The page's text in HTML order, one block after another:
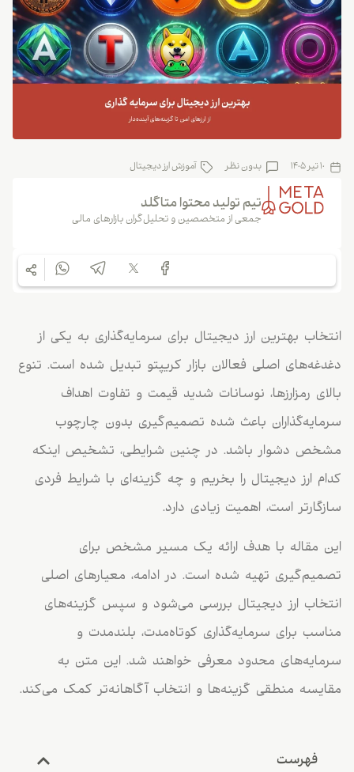
10 تیر 1405 بدون نظر آموزش ارز دیجیتال
تیم تولید محتوا متاگلد
جمعی از متخصصین و تحلیل‌گران بازارهای مالی
انتخاب بهترین ارز دیجیتال برای سرمایه‌گذاری به یکی از
دغدغه‌های اصلی فعالان بازار کریپتو تبدیل شده است. تنوع
بالای رمزارزها، نوسانات شدید قیمت و تفاوت اهداف
سرمایه‌گذاران باعث شده تصمیم‌گیری بدون چارچوب
مشخص دشوار باشد. در چنین شرایطی، تشخیص اینکه
کدام ارز دیجیتال را بخریم و چه گزینه‌ای با شرایط فردی
سازگارتر است، اهمیت زیادی دارد.
این مقاله با هدف ارائه یک مسیر مشخص برای
تصمیم‌گیری تهیه شده است. در ادامه، معیارهای اصلی
انتخاب ارز دیجیتال بررسی می‌شود و سپس گزینه‌های
مناسب برای سرمایه‌گذاری کوتاه‌مدت، بلندمدت و
سرمایه‌های محدود معرفی خواهند شد. این متن به
مقایسه منطقی گزینه‌ها و انتخاب آگاهانه‌تر کمک می‌کند.
فهرست